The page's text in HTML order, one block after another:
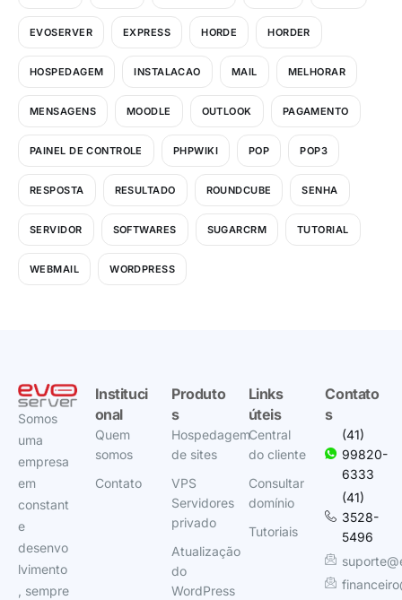
EVOSERVER EXPRESS HORDE HORDER
HOSPEDAGEM INSTALACAO MAIL MELHORAR
MENSAGENS MOODLE OUTLOOK PAGAMENTO
PAINEL DE CONTROLE PHPWIKI POP POP3
RESPOSTA RESULTADO ROUNDCUBE SENHA
SERVIDOR SOFTWARES SUGARCRM TUTORIAL
WEBMAIL WORDPRESS
Somos
uma
empresa
em
constant
e
desenvo
lvimento
, sempre
Instituci
onal
Quem
somos
Contato
Produto
s
Hospedagem
de sites
VPS
Servidores
privado
Atualização
do
WordPress
Links
úteis
Central
do cliente
Consultar
domínio
Tutoriais
Contato
s
(41)
99820-
6333
(41)
3528-
5496